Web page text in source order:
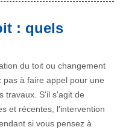
: quels
du toit ou changement
à faire appel pour une
travaux. S'il s'agit de
et récentes, l'intervention
si vous pensez à